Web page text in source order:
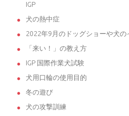
IGP
犬の熱中症
2022年9月のドッグショーや犬の
「来い！」の教え方
IGP 国際作業犬試験
犬用口輪の使用目的
冬の遊び
犬の攻撃訓練